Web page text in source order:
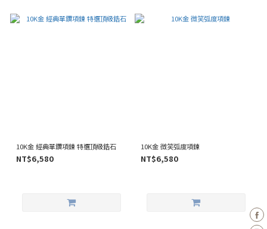
10K金 經典單鑽項鍊 特選頂級鋯石
NT$6,580
10K金 微笑弧度項鍊
NT$6,580